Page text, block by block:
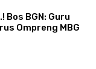
Bos BGN: Guru
Ompreng MBG